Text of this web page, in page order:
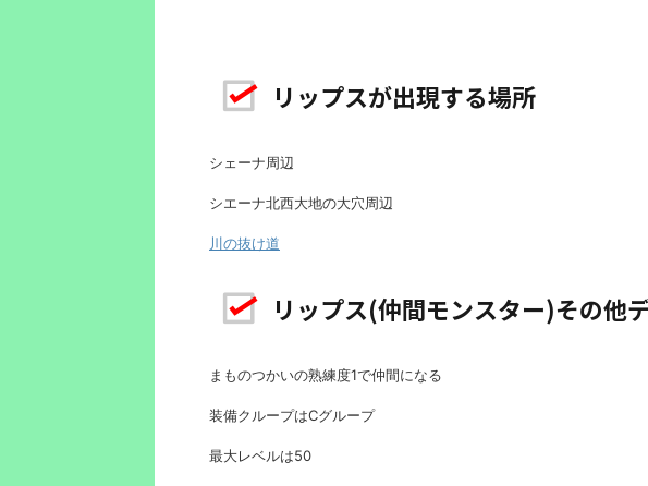
リップスが出現する場所
シェーナ周辺
シエーナ北西大地の大穴周辺
川の抜け道
リップス(仲間モンスター)その他
まものつかいの熟練度1で仲間になる
装備クループはCグループ
最大レベルは50